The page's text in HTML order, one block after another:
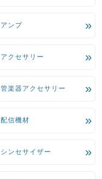
アンプ
アクセサリー
管楽器アクセサリー
配信機材
シンセサイザー